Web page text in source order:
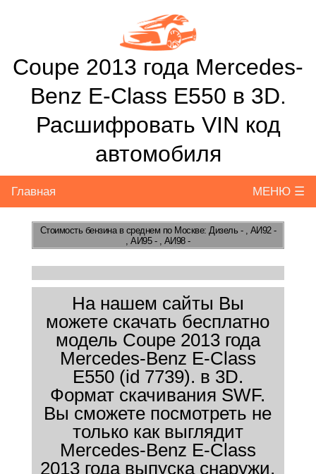
Coupe 2013 года Mercedes-
Benz E-Class E550 в 3D.
Расшифровать VIN код
автомобиля
Главная МЕНЮ ☰
Стоимость бензинав среднем по Москве: Дизель - , АИ92 -
, АИ95 - , АИ98 -
На нашем сайты Вы
можете скачать бесплатно
модель Coupe 2013 года
Mercedes-Benz E-Class
E550 (id 7739). в 3D.
Формат скачивания SWF.
Вы сможете посмотреть не
только как выглядит
Mercedes-Benz E-Class
2013 года выпуска снаружи,